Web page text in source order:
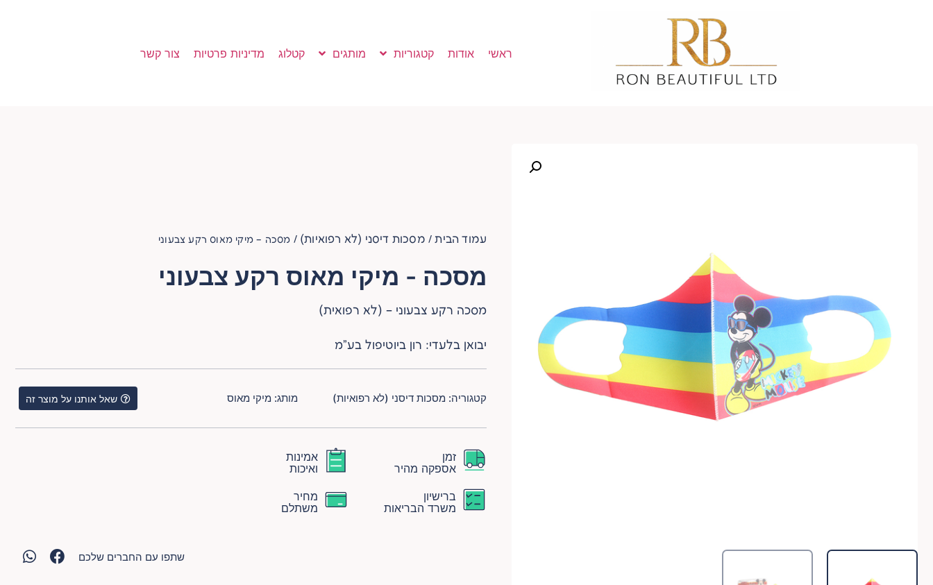
ראשי אודות קטגוריות מותגים קטלוג מדיניות פרטיות צור קשר
עמוד הבית/ מסכות דיסני (לא רפואיות) / מסכה – מיקי מאוס רקע צבעוני
מסכה - מיקי מאוס רקע צבעוני
מסכה רקע צבעוני – (לא רפואית)
יבואן בלעדי: רון ביוטיפול בע"מ
קטגוריה: מסכות דיסני (לא רפואיות) מותג: מיקי מאוס שאל אותנו על מוצר זה
זמן
אספקה מהיר
אמינות
ואיכות
ברישיון
משרד הבריאות
מחיר
משתלם
שתפו עם החברים שלכם